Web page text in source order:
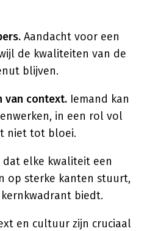
Aandacht voor een
de kwaliteiten van de
blijven.
van context. Iemand kan
in een rol vol
niet tot bloei.
dat elke kwaliteit een
op sterke kanten stuurt,
biedt.
en cultuur zijn cruciaal